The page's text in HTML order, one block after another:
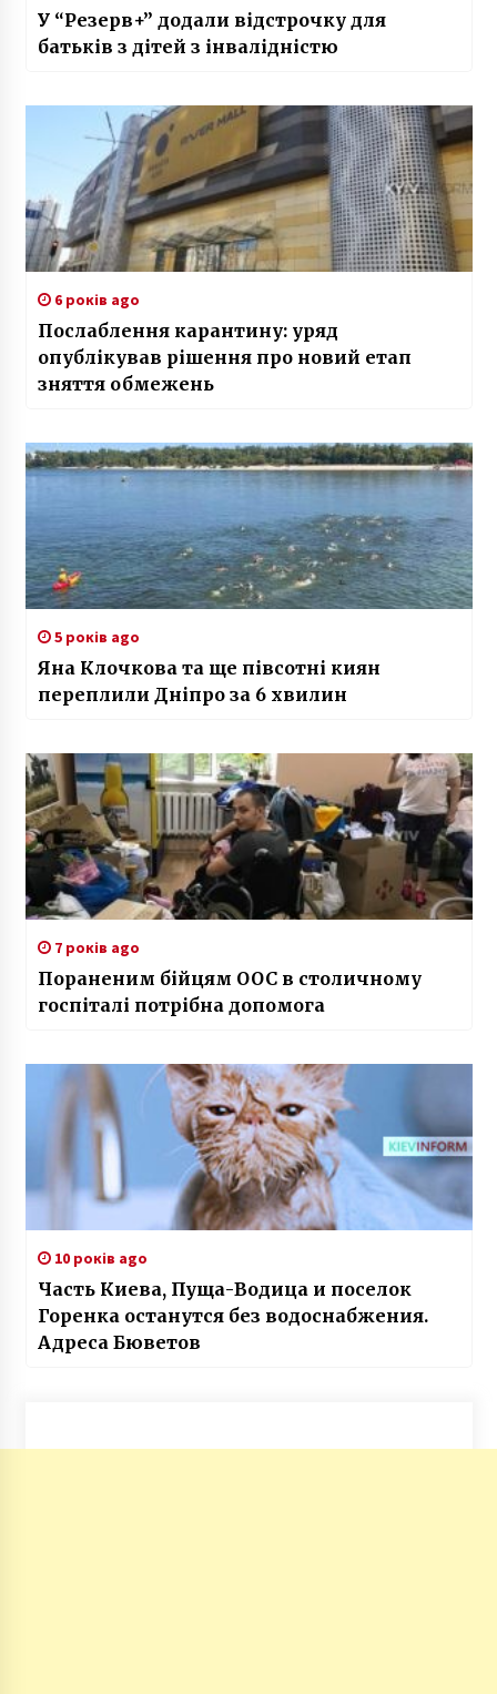
У “Резерв+” додали відстрочку для
батьків з дітей з інвалідністю
6 років ago
Послаблення карантину: уряд
опублікував рішення про новий етап
зняття обмежень
5 років ago
Яна Клочкова та ще півсотні киян
переплили Дніпро за 6 хвилин
7 років ago
Пораненим бійцям ООС в столичному
госпіталі потрібна допомога
10 років ago
Часть Киева, Пуща-Водица и поселок
Горенка останутся без водоснабжения.
Адреса Бюветов